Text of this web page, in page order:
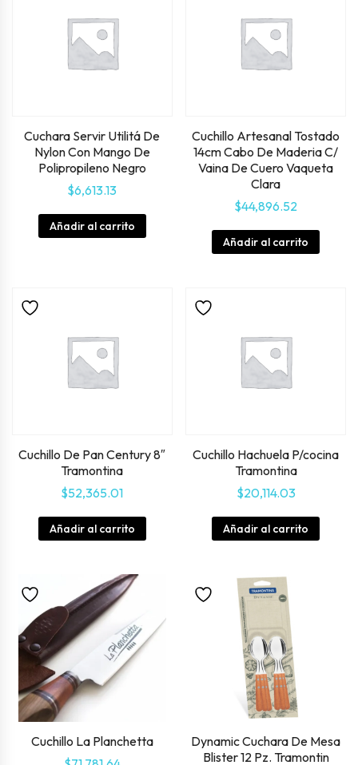
Cuchara Servir Utilitá De
Nylon Con Mango De
Polipropileno Negro
$6,613.13
Añadir al carrito
Cuchillo Artesanal Tostado
14cm Cabo De Maderia C/
Vaina De Cuero Vaqueta
Clara
$44,896.52
Añadir al carrito
Cuchillo De Pan Century 8″
Tramontina
$52,365.01
Añadir al carrito
Cuchillo Hachuela P/cocina
Tramontina
$20,114.03
Añadir al carrito
Cuchillo La Planchetta
Dynamic Cuchara De Mesa
Blister 12 Pz. Tramontin